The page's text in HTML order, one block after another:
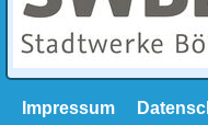
Navigation
Impressum